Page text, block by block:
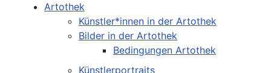
Artothek
Künstler*innen in der Artothek
Bilder in der Artothek
Bedingungen Artothek
Künstlerportraits